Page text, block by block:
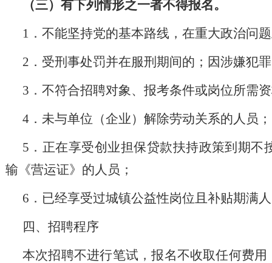
（三）有下列情形之一者不得报名。
1．不能坚持党的基本路线，在重大政治问
2．受刑事处罚并在服刑期间的；因涉嫌犯
3．不符合招聘对象、报考条件或岗位所需
4．未与单位（企业）解除劳动关系的人员；
5．正在享受创业担保贷款扶持政策到期
输《营运证》的人员；
6．已经享受过城镇公益性岗位且补贴期满
四、招聘程序
本次招聘不进行笔试，报名不收取任何费